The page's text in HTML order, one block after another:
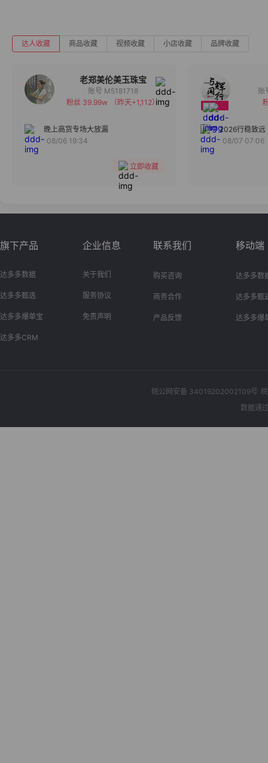
达人收藏 商品收藏 视频收藏 小店收藏 品牌收藏
老郑美伦美玉珠宝
备注
分组
账号 M5181718
粉丝 39.99w
（昨天+1,112）
晚上高货专场大放漏
08/06 19:34
立即收藏
2026行稳致远
08/07 07:06
旗下产品
达多多数据
达多多甄选
达多多爆单宝
达多多CRM
企业信息
关于我们
服务协议
免责声明
联系我们
购买咨询
商务合作
产品反馈
移动端
达多多数
达多多甄
达多多爆
皖公网安备 34019202002109号
数据通